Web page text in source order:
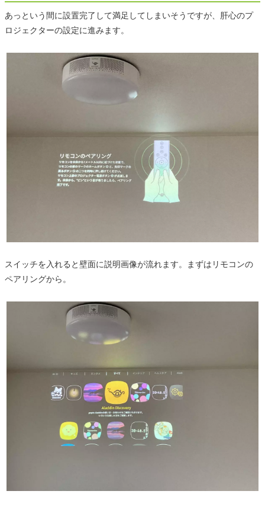
あっという間に設置完了して満足してしまいそうですが、肝心のプ
ロジェクターの設定に進みます。
スイッチを入れると壁面に説明画像が流れます。まずはリモコンの
ペアリングから。